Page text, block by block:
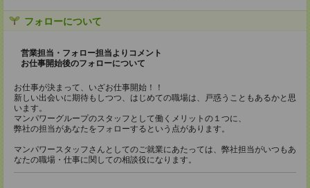
フォローについて
営業担当・フォロー担当よりコメント
お仕事開始後のフォローについて
お仕事が決まって、いざお仕事開始！！
新しい出会いに期待もしつつ、はじめての職場は、戸惑うこともあるかと思
います。
マンパワーグループのスタッフとして働くメリットの１つに、
弊社の担当があなたをフォローするという点があります。
マンパワースタッフさんとしてのご就業にあたっては、弊社担当がいつもあ
なたの職場・仕事に関しての相談役になります。